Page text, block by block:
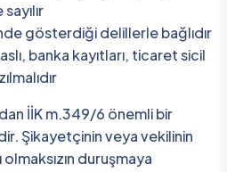
gösterdiği delillerle bağlıdır
banka kayıtları, ticaret sicil
İİK m.349/6 önemli bir
Şikayetçinin veya vekilinin
duruşmaya